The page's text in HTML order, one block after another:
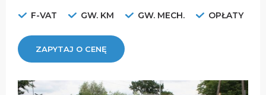
F-VAT GW. KM GW. MECH. OPŁATY
ZAPYTAJ O CENĘ